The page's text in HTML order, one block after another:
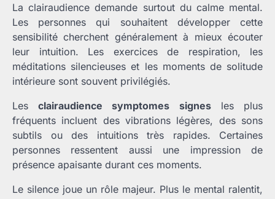
La clairaudience demande surtout du calme mental.
Les personnes qui souhaitent développer cette
sensibilité cherchent généralement à mieux écouter
leur intuition. Les exercices de respiration, les
méditations silencieuses et les moments de solitude
intérieure sont souvent privilégiés.
Lesclairaudience symptomes signesles plus
fréquents incluent des vibrations légères, des sons
subtils ou des intuitions très rapides. Certaines
personnes ressentent aussi une impression de
présence apaisante durant ces moments.
Le silence joue un rôle majeur. Plus le mental ralentit,